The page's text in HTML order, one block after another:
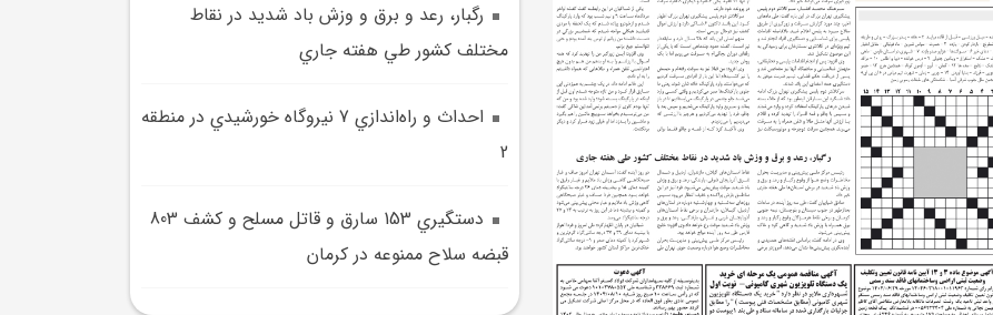
رگبار، رعد و برق و وزش باد شديد در نقاط
مختلف کشور طي هفته جاري
احداث و راه‌اندازي 7 نيروگاه خورشيدي در منطقه
2
دستگيري 153 سارق و قاتل مسلح و کشف 803
قبضه سلاح ممنوعه در کرمان